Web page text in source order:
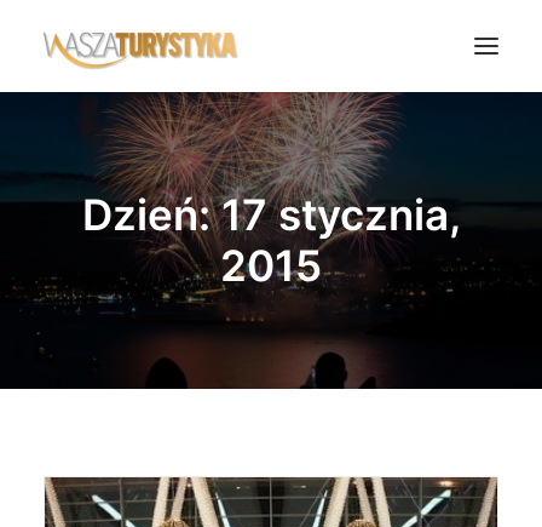
Księga wspomnień
Biura podróży
Transport
Noclegi
Polska
Świat
Wasze Podróże
Dzień: 17 stycznia,
2015